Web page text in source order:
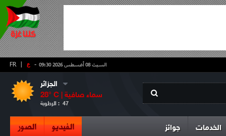
- ع FR السبت 08 أغسطس 2026 09:30
الجزائر
28° C | سماء صافية
الرطوبة : 47
الخدمات جوائز الفيديو الصور